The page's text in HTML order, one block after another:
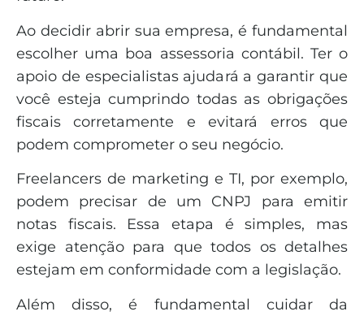
Ao decidir abrir sua empresa, é fundamental
escolher uma boa assessoria contábil. Ter o
apoio de especialistas ajudará a garantir que
você esteja cumprindo todas as obrigações
fiscais corretamente e evitará erros que
podem comprometer o seu negócio.
Freelancers de marketing e TI, por exemplo,
podem precisar de um CNPJ para emitir
notas fiscais. Essa etapa é simples, mas
exige atenção para que todos os detalhes
estejam em conformidade com a legislação.
Além disso, é fundamental cuidar da